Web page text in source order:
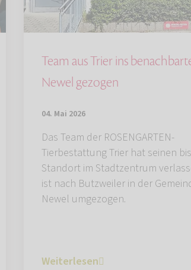
Team aus Trier ins
Newel gezogen
04. Mai 2026
Das Team der ROSENGARTEN-
Tierbestattung Trier hat seinen
Standort im Stadtzentrum
ist nach Butzweiler in der
Newel umgezogen.
Weiterlesen